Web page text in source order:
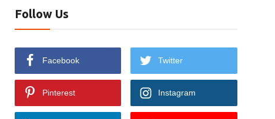
Follow Us
Facebook Twitter
Pinterest Instagram